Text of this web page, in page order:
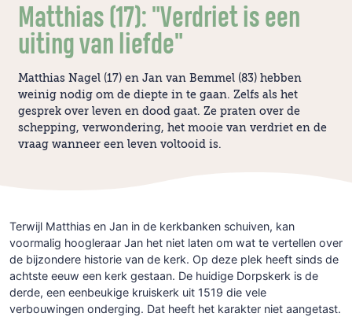
Matthias (17): "Verdriet is een
uiting van liefde"
Matthias Nagel (17) en Jan van Bemmel (83) hebben
weinig nodig om de diepte in te gaan. Zelfs als het
gesprek over leven en dood gaat. Ze praten over de
schepping, verwondering, het mooie van verdriet en de
vraag wanneer een leven voltooid is.
Terwijl Matthias en Jan in de kerkbanken schuiven, kan
voormalig hoogleraar Jan het niet laten om wat te vertellen over
de bijzondere historie van de kerk. Op deze plek heeft sinds de
achtste eeuw een kerk gestaan. De huidige Dorpskerk is de
derde, een eenbeukige kruiskerk uit 1519 die vele
verbouwingen onderging. Dat heeft het karakter niet aangetast.